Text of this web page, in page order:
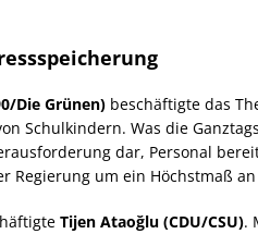
Die Grünen)beschäftigte das
Schulkindern. Was die
dar, Personal
um ein Höchstmaß
Tijen Ataoğlu (CDU/CSU).